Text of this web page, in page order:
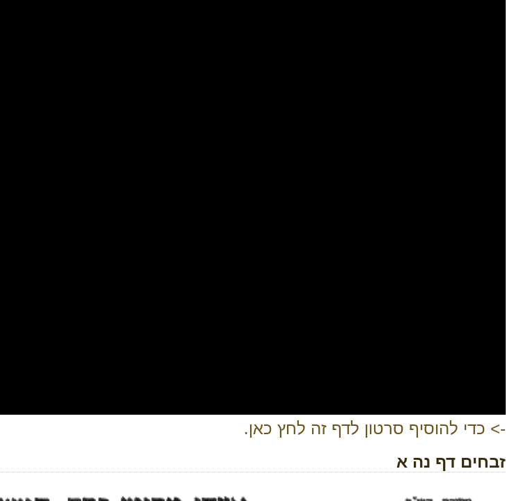
-> כדי להוסיף סרטון לדף זה לחץ כאן.
זבחים דף נה א